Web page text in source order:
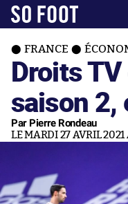
FRANCE
Droits
saison 2,
Par Pierre Rondeau
LE MARDI 27 AVRIL 2021